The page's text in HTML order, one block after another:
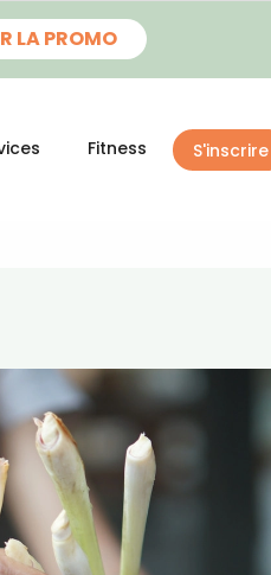
LA PROMO
Fitness S'inscrire